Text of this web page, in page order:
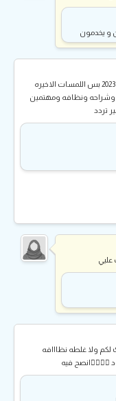
و يخدمون
: شاليه ocean 5 معاهم من 2023 بس اللمسات الاخيره
وشراحه ونظافه ومهتمين
تردد
عليي
لكم ولا غلطه نظااافه
فيه